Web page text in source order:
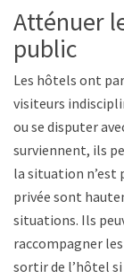
Atténuer
public
Les hôtels ont
visiteurs
ou se disputer
surviennent, ils
la situation n’est
privée sont
situations. Ils
raccompagner
sortir de l’hôtel